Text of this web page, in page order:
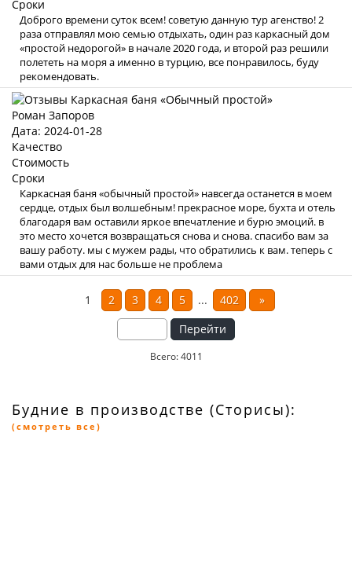
Сроки
Доброго времени суток всем! советую данную тур агенство! 2
раза отправлял мою семью отдыхать, один раз каркасный дом
«простой недорогой» в начале 2020 года, и второй раз решили
полететь на моря а именно в турцию, все понравилось, буду
рекомендовать.
Роман Запоров
Дата: 2024-01-28
Качество
Стоимость
Сроки
Каркасная баня «обычный простой» навсегда останется в моем
сердце, отдых был волшебным! прекрасное море, бухта и отель
благодаря вам оставили яркое впечатление и бурю эмоций. в
это место хочется возвращаться снова и снова. спасибо вам за
вашу работу. мы с мужем рады, что обратились к вам. теперь с
вами отдых для нас больше не проблема
1 2 3 4 5 ... 402
»
Перейти
Всего: 4011
Будние в производстве (Сторисы):
(смотреть все)